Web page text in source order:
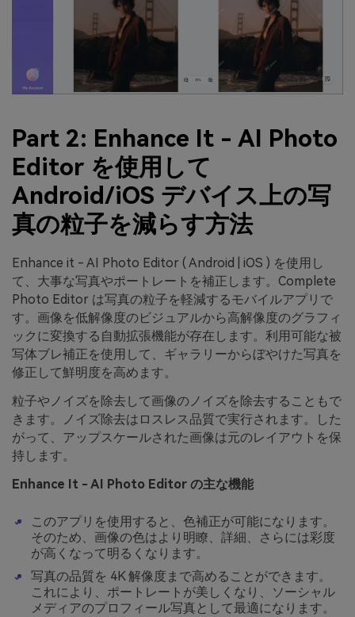
Part 2: Enhance It - AI Photo
Editor を使用して
Android/iOS デバイス上の写
真の粒子を減らす方法
Enhance it - AI Photo Editor ( Android | iOS ) を使用し
て、大事な写真やポートレートを補正します。Complete
Photo Editor は写真の粒子を軽減するモバイルアプリで
す。画像を低解像度のビジュアルから高解像度のグラフィ
ックに変換する自動拡張機能が存在します。利用可能な被
写体ブレ補正を使用して、ギャラリーからぼやけた写真を
修正して鮮明度を高めます。
粒子やノイズを除去して画像のノイズを除去することもで
きます。ノイズ除去はロスレス品質で実行されます。した
がって、アップスケールされた画像は元のレイアウトを保
持します。
Enhance It - AI Photo Editor の主な機能
このアプリを使用すると、色補正が可能になります。
そのため、画像の色はより明瞭、詳細、さらには彩度
が高くなって明るくなります。
写真の品質を 4K 解像度まで高めることができます。
これにより、ポートレートが美しくなり、ソーシャル
メディアのプロフィール写真として最適になります。